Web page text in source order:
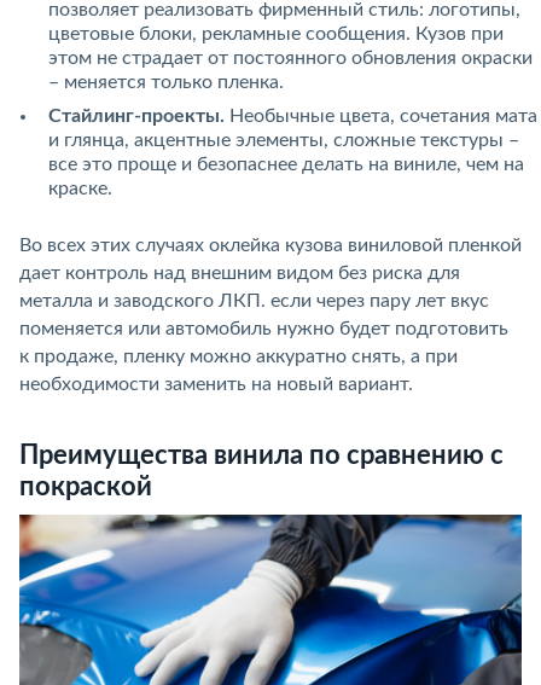
позволяет реализовать фирменный стиль: логотипы,
цветовые блоки, рекламные сообщения. Кузов при
этом не страдает от постоянного обновления окраски
– меняется только пленка.
Стайлинг-проекты. Необычные цвета, сочетания мата
и глянца, акцентные элементы, сложные текстуры –
все это проще и безопаснее делать на виниле, чем на
краске.
Во всех этих случаях оклейка кузова виниловой пленкой
дает контроль над внешним видом без риска для
металла и заводского ЛКП. если через пару лет вкус
поменяется или автомобиль нужно будет подготовить
к продаже, пленку можно аккуратно снять, а при
необходимости заменить на новый вариант.
Преимущества винила по сравнению с
покраской